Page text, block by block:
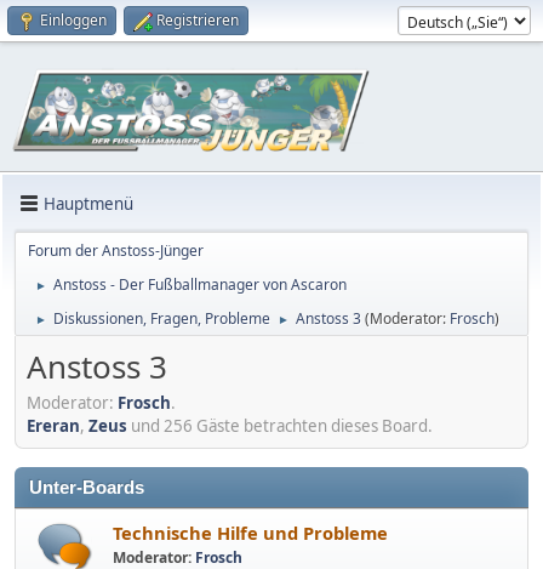
Einloggen Registrieren
Hauptmenü
Forum der Anstoss-Jünger
► Anstoss - Der Fußballmanager von Ascaron
► Diskussionen, Fragen, Probleme ► Anstoss 3(Moderator: Frosch)
Anstoss 3
Moderator: Frosch.
Ereran, Zeus und 256 Gäste betrachten dieses Board.
Unter-Boards
Technische Hilfe und Probleme
Moderator: Frosch